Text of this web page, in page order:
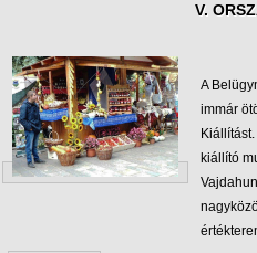
V.
A
immár
kiállító